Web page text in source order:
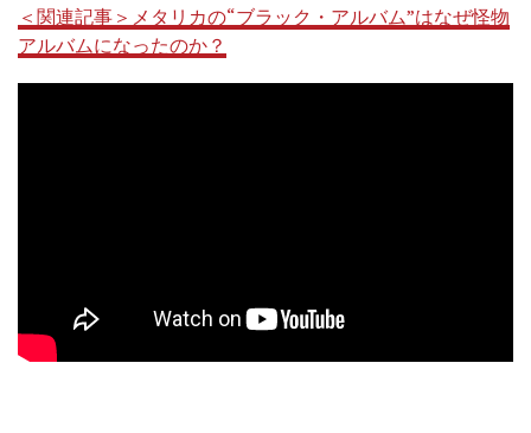
＜関連記事＞メタリカの“ブラック・アルバム”はなぜ怪物
アルバムになったのか？